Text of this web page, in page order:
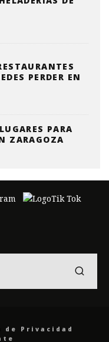
PERDER EN
PARA
ZARAGOZA
Privacidad